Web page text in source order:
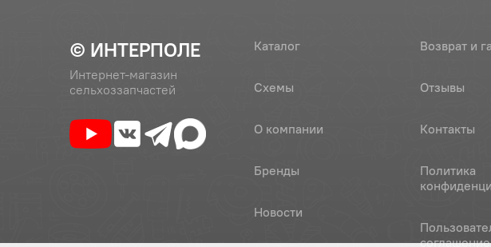
© ИНТЕРПОЛЕ
Интернет-магазин
сельхоззапчастей
Каталог
Схемы
О компании
Бренды
Новости
Возврат и
Отзывы
Контакты
Политика
соглашение